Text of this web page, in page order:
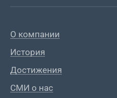
О компании
История
Достижения
СМИ о нас